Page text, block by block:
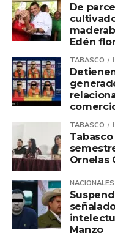
De
Edén
TABASCO
TABASCO
Ornelas
NACIONALES
Manzo